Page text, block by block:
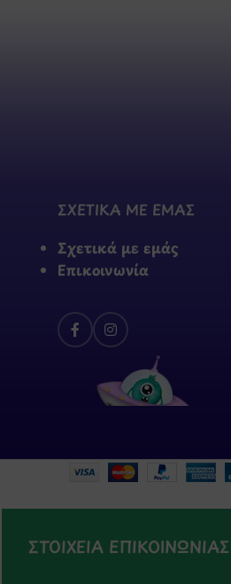
ΣΧΕΤΙΚΑ ΜΕ ΕΜΑΣ
Σχετικά με εμάς
Επικοινωνία
ΣΤΟΙΧΕΙΑ ΕΠΙΚΟΙΝΩΝΙΑΣ